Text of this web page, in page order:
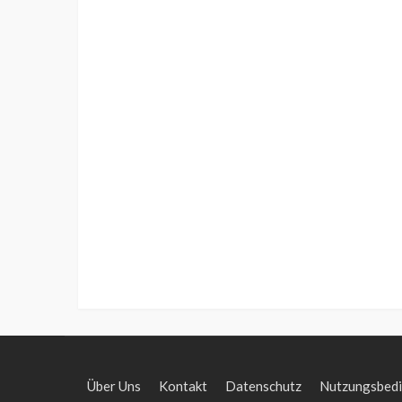
Über Uns Kontakt Datenschutz